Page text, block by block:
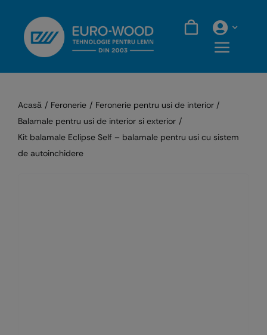
content
Acasă Feronerie
Feronerie pentru usi de interior
Balamale pentru usi de interior si exterior
Kit balamale Eclipse Self – balamale pentru usi cu sistem
de autoinchidere